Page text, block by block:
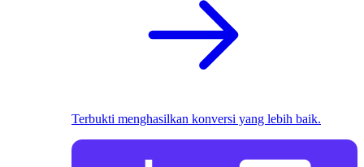
Terbukti menghasilkan konversi yang lebih baik.